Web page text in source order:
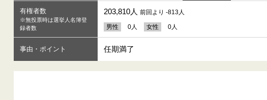
有権者数
※無投票時は選挙人名簿登
録者数
203,810人 前回より -813人
男性 0人 女性 0人
事由・ポイント 任期満了